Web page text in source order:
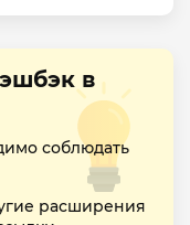
в
соблюдать
расширения